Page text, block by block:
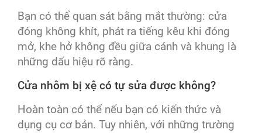
Bạn có thể quan sát bằng mắt thường: cửa
đóng không khít, phát ra tiếng kêu khi đóng
mở, khe hở không đều giữa cánh và khung là
những dấu hiệu rõ ràng.
Cửa nhôm bị xệ có tự sửa được không?
Hoàn toàn có thể nếu bạn có kiến thức và
dụng cụ cơ bản. Tuy nhiên, với những trường